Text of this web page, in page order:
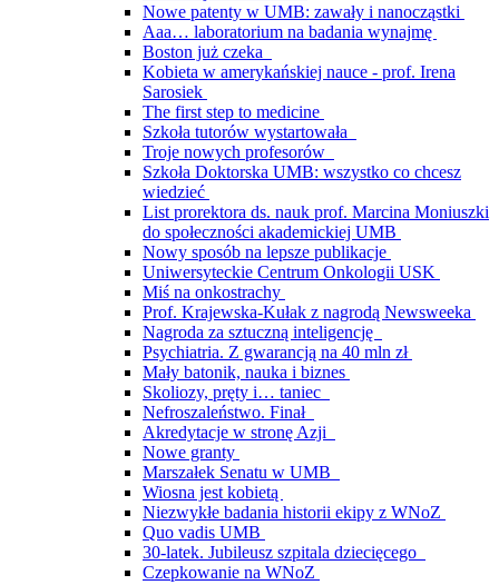
Nowe patenty w UMB: zawały i nanocząstki
Aaa… laboratorium na badania wynajmę
Boston już czeka
Kobieta w amerykańskiej nauce - prof. Irena
Sarosiek
The first step to medicine
Szkoła tutorów wystartowała
Troje nowych profesorów
Szkoła Doktorska UMB: wszystko co chcesz
wiedzieć
List prorektora ds. nauk prof. Marcina Moniuszki
do społeczności akademickiej UMB
Nowy sposób na lepsze publikacje
Uniwersyteckie Centrum Onkologii USK
Miś na onkostrachy
Prof. Krajewska-Kułak z nagrodą Newsweeka
Nagroda za sztuczną inteligencję
Psychiatria. Z gwarancją na 40 mln zł
Mały batonik, nauka i biznes
Skoliozy, pręty i… taniec
Nefroszaleństwo. Finał
Akredytacje w stronę Azji
Nowe granty
Marszałek Senatu w UMB
Wiosna jest kobietą
Niezwykłe badania historii ekipy z WNoZ
Quo vadis UMB
30-latek. Jubileusz szpitala dziecięcego
Czepkowanie na WNoZ